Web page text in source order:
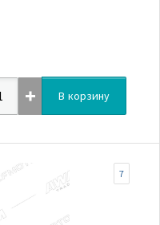
В корзину
7